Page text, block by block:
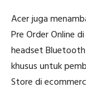
Acer juga
Pre Order Online
headset Bluetooth
khusus untuk
Store di